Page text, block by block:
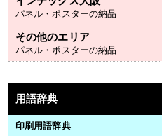
パネル・ポスターの納品
その他のエリア
パネル・ポスターの納品
用語辞典
印刷用語辞典